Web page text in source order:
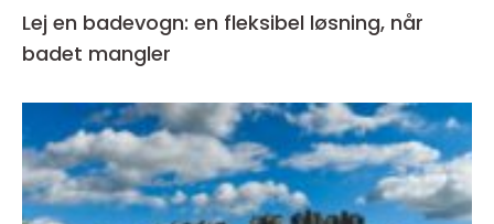
Lej en badevogn: en fleksibel løsning, når
badet mangler